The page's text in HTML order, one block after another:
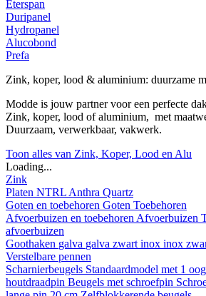
Eterspan
Duripanel
Hydropanel
Alucobond
Prefa
Zink, koper, lood & aluminium: duurzame
Modde is jouw partner voor een perfecte
Zink, koper, lood of aluminium, met
Duurzaam, verwerkbaar, vakwerk.
Toon alles van Zink, Koper, Lood en Alu
Loading...
Zink
Platen NTRL Anthra Quartz
Goten en toebehoren Goten Toebehoren
Afvoerbuizen en toebehoren Afvoerbuizen
afvoerbuizen
Goothaken galva galva zwart inox inox
Verstelbare pennen
Scharnierbeugels Standaardmodel met 1
houtdraadpin Beugels met schroefpin